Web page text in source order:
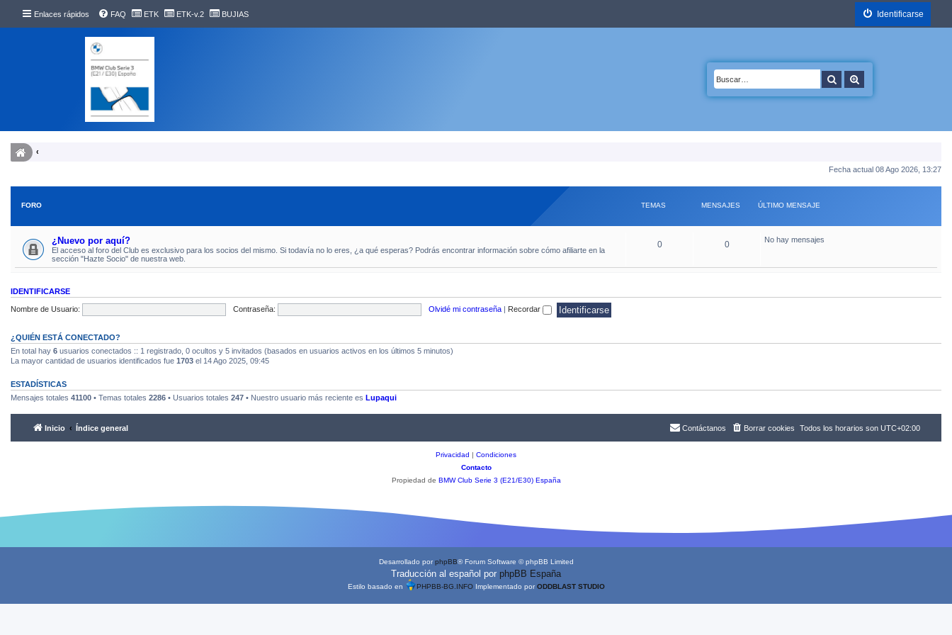
Enlaces rápidos FAQ ETK ETK-v.2 BUJIAS Identificarse
Buscar
Fecha actual 08 Ago 2026, 13:27
FORO TEMAS MENSAJES ÚLTIMO MENSAJE
¿Nuevo por aquí?
El acceso al foro del Club es exclusivo para los socios del mismo. Si todavía no lo eres, ¿a qué esperas? Podrás encontrar información sobre cómo afiliarte en la
sección "Hazte Socio" de nuestra web.
0 0 No hay mensajes
IDENTIFICARSE
Nombre de Usuario: Contraseña: Olvidé mi contraseña | Recordar
¿QUIÉN ESTÁ CONECTADO?
En total hay 6 usuarios conectados :: 1 registrado, 0 ocultos y 5 invitados (basados en usuarios activos en los últimos 5 minutos)
La mayor cantidad de usuarios identificados fue 1703 el 14 Ago 2025, 09:45
ESTADÍSTICAS
Mensajes totales 41100 • Temas totales 2286 • Usuarios totales 247 • Nuestro usuario más reciente es Lupaqui
Inicio Índice general Todos los horarios son UTC+02:00
Borrar cookies
Contáctanos
Privacidad | Condiciones
Contacto
Propiedad de BMW Club Serie 3 (E21/E30) España
Desarrollado porphpBB® Forum Software © phpBB Limited
Traducción al español por phpBB España
Estilo basado en PHPBB-BG.INFOImplementado porODDBLAST STUDIO